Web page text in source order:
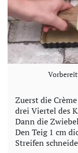
Zuerst die
drei Viertel des
Dann die
Den Teig 1 cm
Streifen